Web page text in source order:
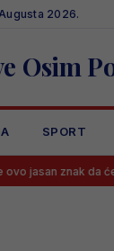
2026.
Osim
SPORT
da će Dedić u